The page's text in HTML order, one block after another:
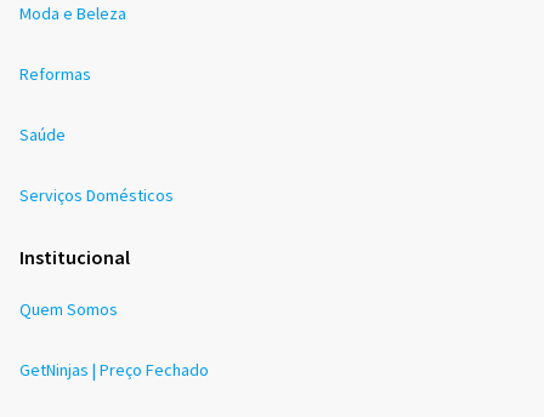
Moda e Beleza
Reformas
Saúde
Serviços Domésticos
Institucional
Quem Somos
GetNinjas | Preço Fechado